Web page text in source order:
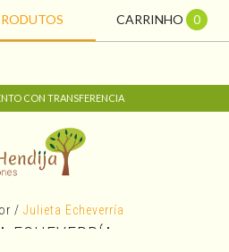
CARRINHO 0
CON TRANSFERENCIA
/ Julieta Echeverría
ECHEVERRÍA